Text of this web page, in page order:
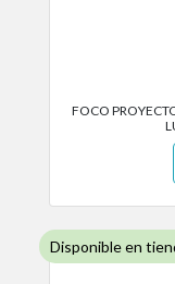
FOCO
Disponible en